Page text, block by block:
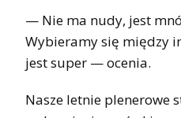
— Nie ma nudy, jest
Wybieramy się między
jest super — ocenia.
Nasze letnie plenerowe